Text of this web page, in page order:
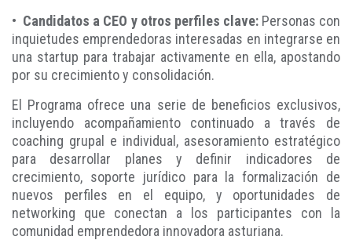
• Candidatos a CEO y otros perfiles clave: Personas con
inquietudes emprendedoras interesadas en integrarse en
una startup para trabajar activamente en ella, apostando
por su crecimiento y consolidación.
El Programa ofrece una serie de beneficios exclusivos,
incluyendo acompañamiento continuado a través de
coaching grupal e individual, asesoramiento estratégico
para desarrollar planes y definir indicadores de
crecimiento, soporte jurídico para la formalización de
nuevos perfiles en el equipo, y oportunidades de
networking que conectan a los participantes con la
comunidad emprendedora innovadora asturiana.